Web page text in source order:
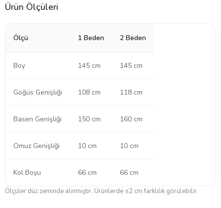
Ürün Ölçüleri
Ölçü 1 Beden 2 Beden
Boy 145 cm 145 cm
Göğüs Genişliği 108 cm 118 cm
Basen Genişliği 150 cm 160 cm
Omuz Genişliği 10 cm 10 cm
Kol Boyu 66 cm 66 cm
Ölçüler düz zeminde alınmıştır. Ürünlerde ±2 cm farklılık görülebilir.